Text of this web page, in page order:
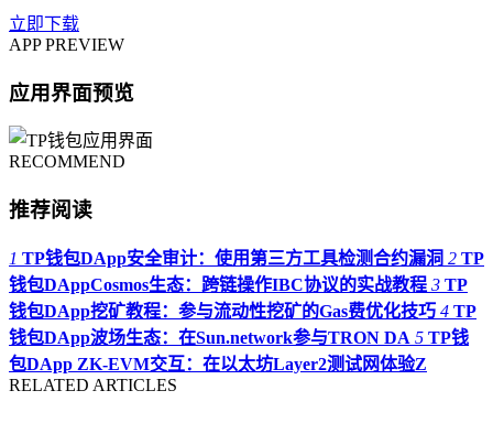
立即下载
APP PREVIEW
应用界面预览
RECOMMEND
推荐阅读
1 TP钱包DApp安全审计：使用第三方工具检测合约漏洞 2 TP
钱包DAppCosmos生态：跨链操作IBC协议的实战教程 3 TP
钱包DApp挖矿教程：参与流动性挖矿的Gas费优化技巧 4 TP
钱包DApp波场生态：在Sun.network参与TRON DA 5 TP钱
包DApp ZK-EVM交互：在以太坊Layer2测试网体验Z
RELATED ARTICLES